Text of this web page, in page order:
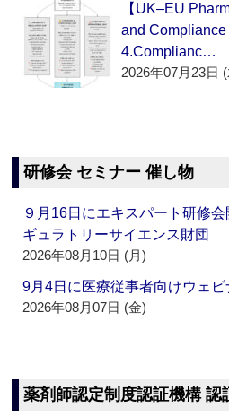
【UK–EU
and Compliance
4.Complianc…
2026年07月23日
研修会 セミナー 催し物
９月16日にエキスパート研修
ギュラトリーサイエンス財団
2026年08月10日 (月)
9月4日に医療従事者向けウェ
2026年08月07日 (金)
薬剤師認定制度認証機構 認